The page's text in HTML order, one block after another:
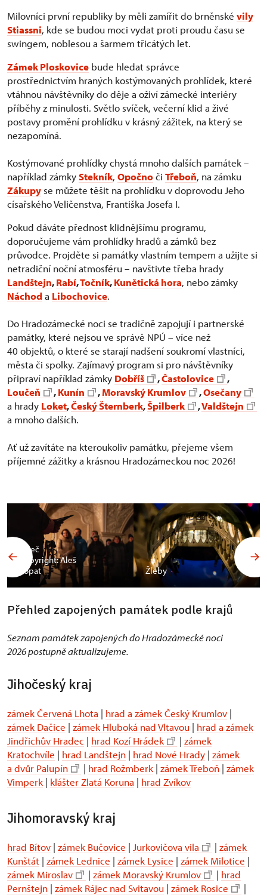
Milovníci první republiky by měli zamířit do brněnské vily
Stiassni, kde se budou moci vydat proti proudu času se
swingem, noblesou a šarmem třicátých let.
Zámek Ploskovice bude hledat správce
prostřednictvím hraných kostýmovaných prohlídek, které
vtáhnou návštěvníky do děje a oživí zámecké interiéry
příběhy z minulosti. Světlo svíček, večerní klid a živé
postavy promění prohlídku v krásný zážitek, na který se
nezapomíná.
Kostýmované prohlídky chystá mnoho dalších památek –
například zámkyStekník, Opočnoči Třeboň, na zámku
Zákupy se můžete těšit na prohlídku v doprovodu Jeho
císařského Veličenstva, Františka Josefa I.
Pokud dáváte přednost klidnějšímu programu,
doporučujeme vám prohlídky hradů a zámků bez
průvodce. Projděte si památky vlastním tempem a užijte si
netradiční noční atmosféru – navštivte třeba hrady
Landštejn,Rabí,Točník,Kunětická hora, nebo zámky
Náchoda Libochovice.
Do Hradozámecké noci se tradičně zapojují i partnerské
památky, které nejsou ve správě NPÚ – více než
40 objektů, o které se starají nadšení soukromí vlastníci,
města či spolky. Zajímavý program si pro návštěvníky
připraví například zámky Dobříš ,Častolovice
,
Loučeň
,Kunín ,Moravský Krumlov ,Osečany
a hrady Loket,Český Šternberk,Špilberk ,Valdštejn
a mnoho dalších.
Ať už zavítáte na kteroukoliv památku, přejeme všem
příjemné zážitky a krásnou Hradozámeckou noc 2026!
Valeč
Copyright: Aleš
Vopat
Žleby
Přehled zapojených památek podle krajů
Seznam památek zapojených do Hradozámecké noci
2026 postupně aktualizujeme.
Jihočeský kraj
zámek Červená Lhota | hrad a zámek Český Krumlov |
zámek Dačice | zámek Hluboká nad Vltavou | hrad a zámek
Jindřichův Hradec | hrad Kozí Hrádek | zámek
Kratochvíle | hrad Landštejn | hrad Nové Hrady | zámek
a dvůr Palupín
| hrad Rožmberk | zámek Třeboň | zámek
Vimperk | klášter Zlatá Koruna | hrad Zvíkov
Jihomoravský kraj
hrad Bítov | zámek Bučovice | Jurkovičova vila | zámek
Kunštát | zámek Lednice | zámek Lysice | zámek Milotice |
zámek Miroslav
| zámek Moravský Krumlov | hrad
Pernštejn | zámek Rájec nad Svitavou | zámek Rosice |